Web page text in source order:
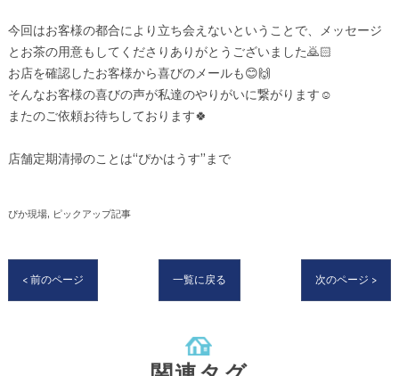
今回はお客様の都合により立ち会えないということで、メッセージ
とお茶の用意もしてくださりありがとうございました🙇🏻
お店を確認したお客様から喜びのメールも😊🙌
そんなお客様の喜びの声が私達のやりがいに繋がります☺️
またのご依頼お待ちしております🍀
店舗定期清掃のことは“ぴかはうす”まで
ぴか現場 ピックアップ記事
< 前のページ 一覧に戻る 次のページ >